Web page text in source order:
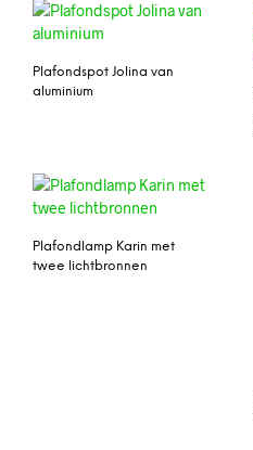
Plafondspot Jolina van
aluminium
Plafondlamp Karin met
twee lichtbronnen